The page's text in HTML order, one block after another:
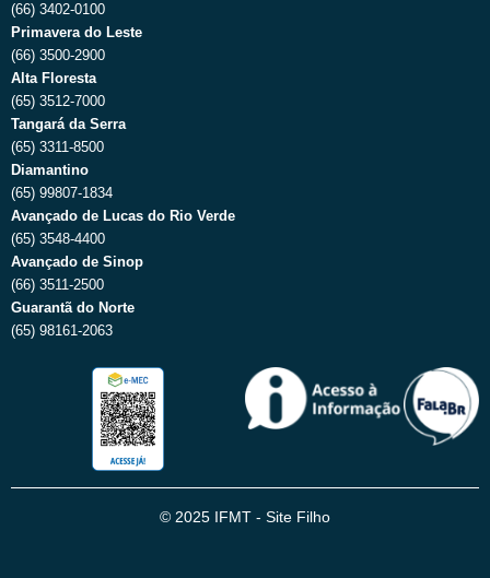
(66) 3402-0100
Primavera do Leste
(66) 3500-2900
Alta Floresta
(65) 3512-7000
Tangará da Serra
(65) 3311-8500
Diamantino
(65) 99807-1834
Avançado de Lucas do Rio Verde
(65) 3548-4400
Avançado de Sinop
(66) 3511-2500
Guarantã do Norte
(65) 98161-2063
© 2025 IFMT - Site Filho